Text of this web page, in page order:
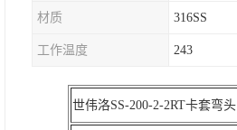
材质 316SS
工作温度 243
世伟洛SS-200-2-2RT卡套弯头